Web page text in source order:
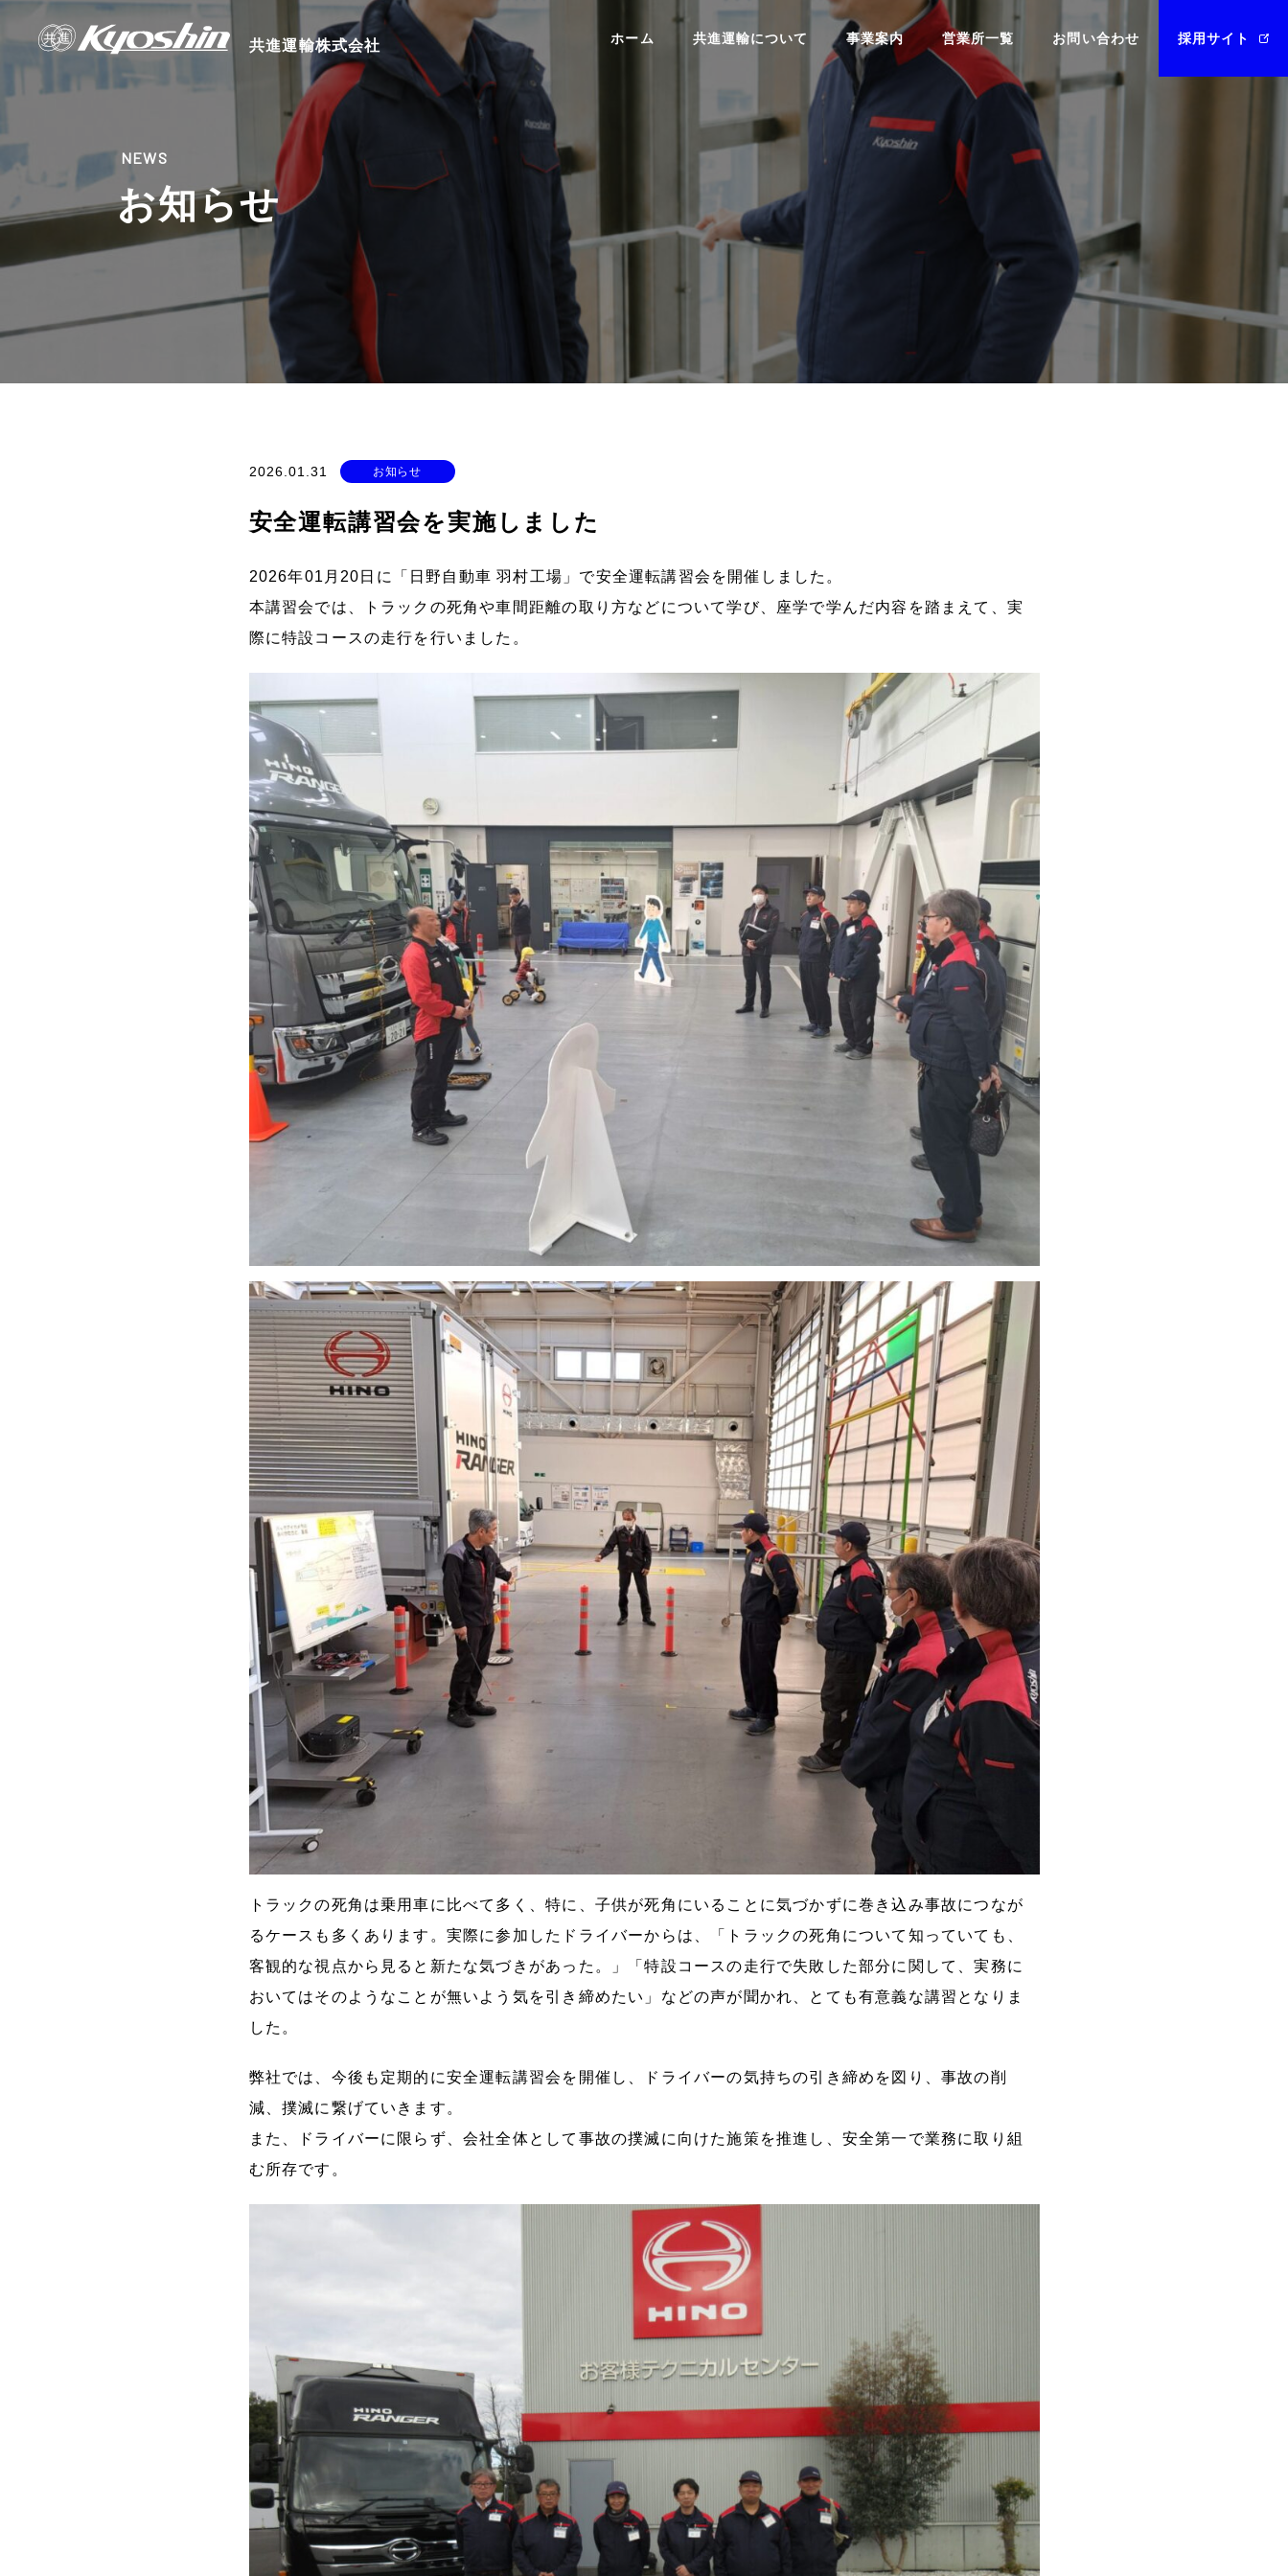
共進運輸株式会社 ホーム 共進運輸について 事業案内 営業所一覧 お問い合わせ 採用サイト
NEWS
お知らせ
2026.01.31 お知らせ
安全運転講習会を実施しました
2026年01月20日に「日野自動車 羽村工場」で安全運転講習会を開催しました。
本講習会では、トラックの死角や車間距離の取り方などについて学び、座学で学んだ内容を踏まえて、実
際に特設コースの走行を行いました。
トラックの死角は乗用車に比べて多く、特に、子供が死角にいることに気づかずに巻き込み事故につなが
るケースも多くあります。実際に参加したドライバーからは、「トラックの死角について知っていても、
客観的な視点から見ると新たな気づきがあった。」「特設コースの走行で失敗した部分に関して、実務に
おいてはそのようなことが無いよう気を引き締めたい」などの声が聞かれ、とても有意義な講習となりま
した。
弊社では、今後も定期的に安全運転講習会を開催し、ドライバーの気持ちの引き締めを図り、事故の削
減、撲滅に繋げていきます。
また、ドライバーに限らず、会社全体として事故の撲滅に向けた施策を推進し、安全第一で業務に取り組
む所存です。